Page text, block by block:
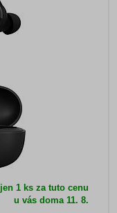
jen 1 ks za tuto cenu
u vás doma11. 8.